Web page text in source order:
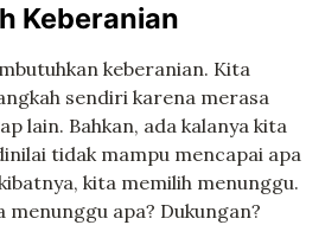
Keberanian
keberanian. Kita
sendiri karena merasa
lain. Bahkan, ada kalanya kita
tidak mampu mencapai apa
kita memilih menunggu.
menunggu apa? Dukungan?